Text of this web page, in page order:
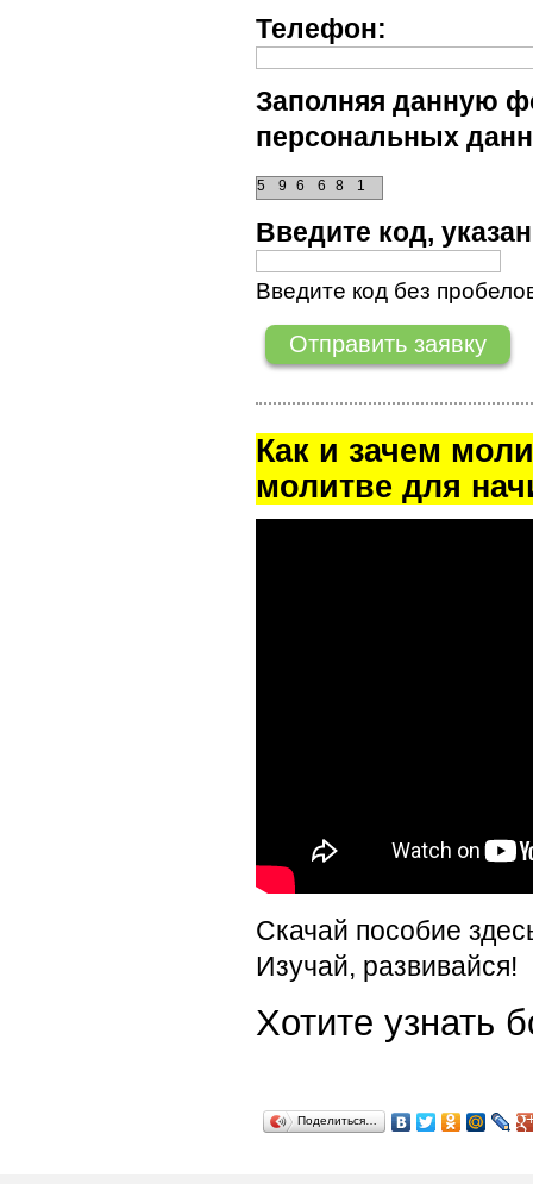
Телефон:
Заполняя данную
персональных
9
5 6 6 8 1
Введите код,
Введите код без
Как и зачем
молитве для
Скачай пособие
Изучай, развивайся!
Хотите
Поделиться…